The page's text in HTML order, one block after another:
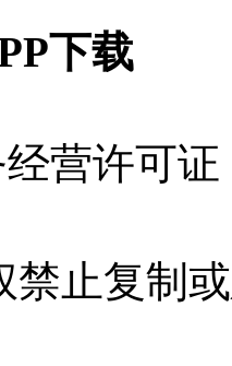
下载
经营许可
禁止复制